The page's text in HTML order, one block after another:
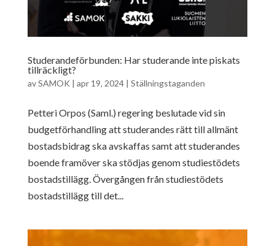
Studerandeförbunden: Har studerande inte piskats
tillräckligt?
avSAMOK | apr 19, 2024| Ställningstaganden
Petteri Orpos (Saml.) regering beslutade vid sin
budgetförhandling att studerandes rätt till allmänt
bostadsbidrag ska avskaffas samt att studerandes
boende framöver ska stödjas genom studiestödets
bostadstillägg. Övergången från studiestödets
bostadstillägg till det...